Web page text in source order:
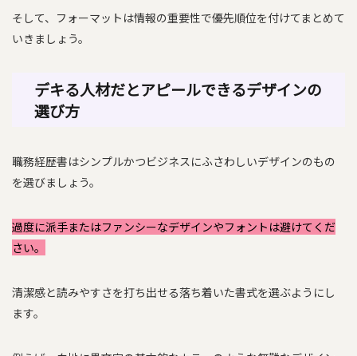
そして、フォーマットは情報の重要性で優先順位を付けてまとめて
いきましょう。
デキる人材だとアピールできるデザインの
選び方
職務経歴書はシンプルかつビジネスにふさわしいデザインのもの
を選びましょう。
過度に派手またはファンシーなデザインやフォントは避けてくだ
さい。
清潔感と読みやすさを打ち出せる落ち着いた書式を選ぶようにし
ます。